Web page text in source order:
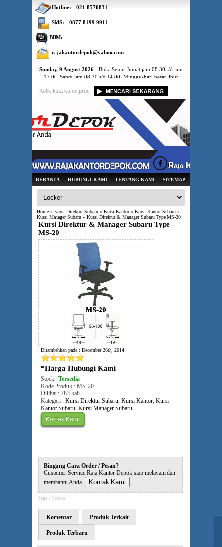
Sunday, 9 August 2026 - Buka Senin-Jumat jam 08.30 s/d jam
17.00 ,Sabtu jam 08.30 s/d 14.00, Minggu-hari besar libur
BERANDA HUBUNGI KAMI TENTANG KAMI SITEMAP
Home » Kursi Direktur Subaru » Kursi Kantor» Kursi Kantor Subaru »
Kursi Manager Subaru » Kursi Direktur & Manager Subaru Type MS-20
Kursi Direktur & Manager Subaru Type
MS-20
Ditambahkan pada : December 26th, 2014
*Harga Hubungi Kami
Stock : Tersedia
Kode Produk : MS-20
Dilihat : 783 kali
Kategori : Kursi Direktur Subaru, Kursi Kantor, Kursi
Kantor Subaru, Kursi Manager Subaru
Kontak Kami
Bingung Cara Order / Pesan?
Customer Service Raja Kantor Depok siap melayani dan
membantu Anda.
Kontak Kami
Tags : Subaru
Komentar Produk Terkait
Produk Terbaru
Hotline: - 021 8570831
SMS: - 0877 8199 9911
BBM: -
rajakantordepok@yahoo.com